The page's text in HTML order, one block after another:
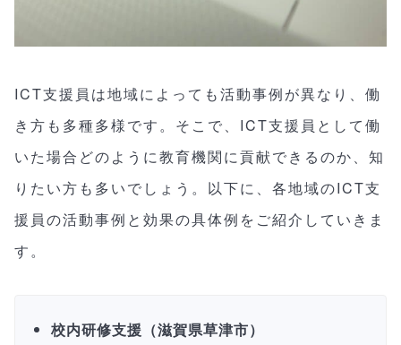
ICT支援員は地域によっても活動事例が異なり、働
き方も多種多様です。そこで、ICT支援員として働
いた場合どのように教育機関に貢献できるのか、知
りたい方も多いでしょう。以下に、各地域のICT支
援員の活動事例と効果の具体例をご紹介していきま
す。
校内研修支援（滋賀県草津市）